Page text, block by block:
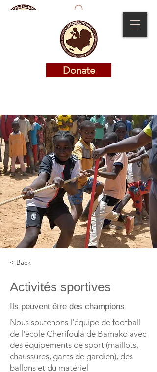
Donate
Donate
< Back
Activités sportives
Ils peuvent être des champions
Nous soutenons l'équipe de football
de l'école Cherifoula de Bamako avec
des équipements de sport (maillots,
chaussures, gants de gardien), des
ballons et du matériel